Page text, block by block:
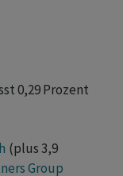
0,29 Prozent
(plus 3,9
Group